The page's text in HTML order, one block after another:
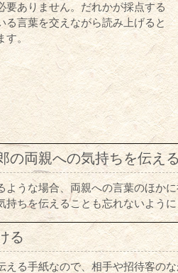
ありません。だれかが採点する
る言葉を交えながら読み上げると
。
の両親への気持ちを伝え
ような場合、両親への言葉のほか
ちを伝えることも忘れないように
る
える手紙なので、相手や招待客の